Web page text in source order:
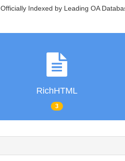
Officially Indexed by Leading OA
RichHTML
3